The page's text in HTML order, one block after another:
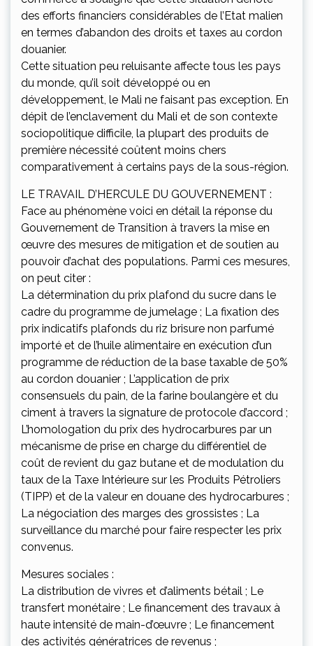
des efforts financiers considérables de l’Etat malien
en termes d’abandon des droits et taxes au cordon
douanier.
Cette situation peu reluisante affecte tous les pays
du monde, qu’il soit développé ou en
développement, le Mali ne faisant pas exception. En
dépit de l’enclavement du Mali et de son contexte
sociopolitique difficile, la plupart des produits de
première nécessité coûtent moins chers
comparativement à certains pays de la sous-région.
LE TRAVAIL D’HERCULE DU GOUVERNEMENT :
Face au phénomène voici en détail la réponse du
Gouvernement de Transition à travers la mise en
œuvre des mesures de mitigation et de soutien au
pouvoir d’achat des populations. Parmi ces mesures,
on peut citer :
La détermination du prix plafond du sucre dans le
cadre du programme de jumelage ; La fixation des
prix indicatifs plafonds du riz brisure non parfumé
importé et de l’huile alimentaire en exécution d’un
programme de réduction de la base taxable de 50%
au cordon douanier ; L’application de prix
consensuels du pain, de la farine boulangère et du
ciment à travers la signature de protocole d’accord ;
L’homologation du prix des hydrocarbures par un
mécanisme de prise en charge du différentiel de
coût de revient du gaz butane et de modulation du
taux de la Taxe Intérieure sur les Produits Pétroliers
(TIPP) et de la valeur en douane des hydrocarbures ;
La négociation des marges des grossistes ; La
surveillance du marché pour faire respecter les prix
convenus.
Mesures sociales :
La distribution de vivres et d’aliments bétail ; Le
transfert monétaire ; Le financement des travaux à
haute intensité de main-d’œuvre ; Le financement
des activités génératrices de revenus ;